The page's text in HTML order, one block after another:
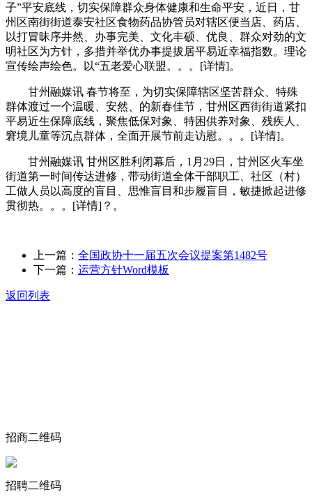
子”平安底线，切实保障群众身体健康和生命平安，近日，甘
州区南街街道泰安社区食物药品协管员对辖区便当店、药店、
以打冒昧序井然、办事完美、文化丰硕、优良、群众对劲的文
明社区为方针，多措并举优办事提拔居平易近幸福指数。理论
宣传绘声绘色。以“五老爱心联盟。。。[详情]。
甘州融媒讯 春节将至，为切实保障辖区坚苦群众、特殊
群体渡过一个温暖、安然、的新春佳节，甘州区西街街道紧扣
平易近生保障底线，聚焦低保对象、特困供养对象、残疾人、
窘境儿童等沉点群体，全面开展节前走访慰。。。[详情]。
甘州融媒讯 甘州区胜利闭幕后，1月29日，甘州区火车坐
街道第一时间传达进修，带动街道全体干部职工、社区（村）
工做人员以高度的盲目、思惟盲目和步履盲目，敏捷掀起进修
贯彻热。。。[详情]？。
上一篇： 全国政协十一届五次会议提案第1482号
下一篇： 运营方针Word模板
返回列表
招商二维码
招聘二维码